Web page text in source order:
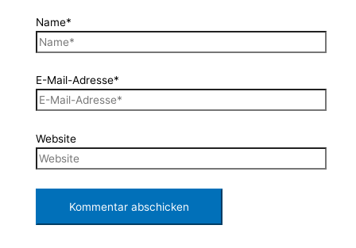
Name*
E-Mail-Adresse*
Website